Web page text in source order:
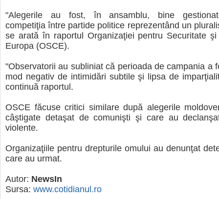
"Alegerile au fost, în ansamblu, bine
competiţia între partide politice reprezentând un
se arată în raportul Organizaţiei pentru Securitate
Europa (OSCE).
"Observatorii au subliniat că perioada de campania a
mod negativ de intimidări subtile şi lipsa de
continuă raportul.
OSCE făcuse critici similare după alegerile
câştigate detaşat de comunişti şi care au
violente.
Organizaţiile pentru drepturile omului au denunţat
care au urmat.
Autor: NewsIn
Sursa: www.cotidianul.ro